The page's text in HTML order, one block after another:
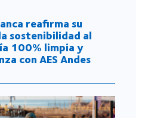
reafirma su
sostenibilidad al
100% limpia y
con AES Andes